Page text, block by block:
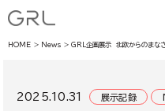
HOME News GRL企画展示 北欧からのまなざ
2025.10.31 展示記録